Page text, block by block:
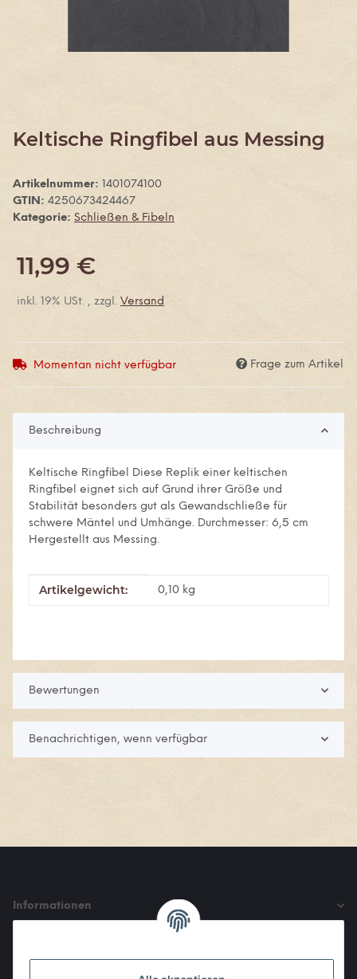
Keltische Ringfibel aus Messing
Artikelnummer:
1401074100
GTIN: 4250673424467
Kategorie: Schließen & Fibeln
11,99 €
inkl. 19% USt. , zzgl. Versand
Momentan nicht verfügbar Frage zum Artikel
Beschreibung
Keltische Ringfibel Diese Replik einer keltischen
Ringfibel eignet sich auf Grund ihrer Größe und
Stabilität besonders gut als Gewandschließe für
schwere Mäntel und Umhänge. Durchmesser: 6,5 cm
Hergestellt aus Messing.
Produkteigenschaft
Wert
Artikelgewicht: 0,10 kg
Bewertungen
Benachrichtigen, wenn verfügbar
Informationen